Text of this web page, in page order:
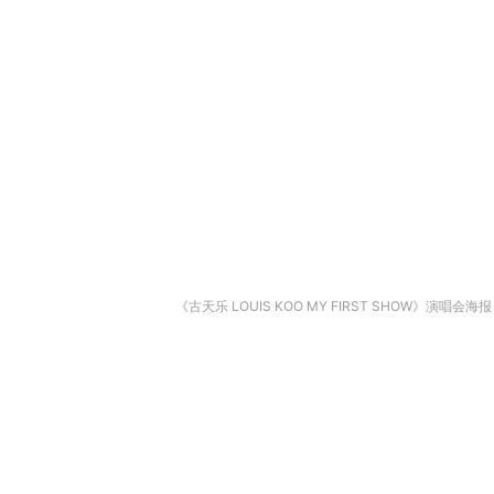
《古天乐 LOUIS KOO MY FIRST SHOW》演唱会海